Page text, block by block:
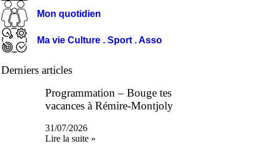
Mon quotidien
Ma vie Culture . Sport . Asso
Derniers articles
Programmation – Bouge tes
vacances à Rémire-Montjoly
31/07/2026
Lire la suite »